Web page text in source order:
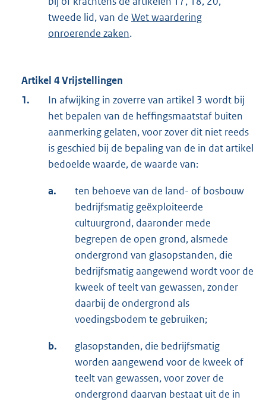
tweede lid, van de Wet waardering
onroerende zaken.
Artikel 4 Vrijstellingen
1.
In afwijking in zoverre van artikel 3 wordt bij
het bepalen van de heffingsmaatstaf buiten
aanmerking gelaten, voor zover dit niet reeds
is geschied bij de bepaling van de in dat artikel
bedoelde waarde, de waarde van:
a.
ten behoeve van de land- of bosbouw
bedrijfsmatig geëxploiteerde
cultuurgrond, daaronder mede
begrepen de open grond, alsmede
ondergrond van glasopstanden, die
bedrijfsmatig aangewend wordt voor de
kweek of teelt van gewassen, zonder
daarbij de ondergrond als
voedingsbodem te gebruiken;
b.
glasopstanden, die bedrijfsmatig
worden aangewend voor de kweek of
teelt van gewassen, voor zover de
ondergrond daarvan bestaat uit de in